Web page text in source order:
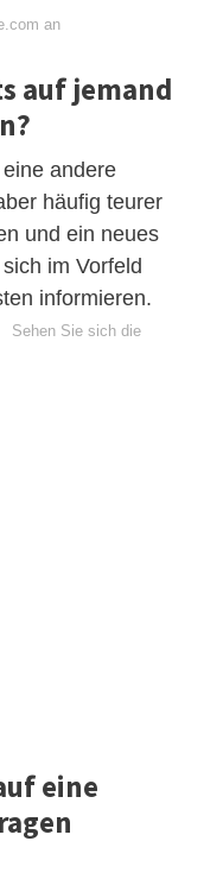
an
auf jemand
andere
häufig teurer
und ein neues
im Vorfeld
informieren.
Sehen Sie sich die
eine